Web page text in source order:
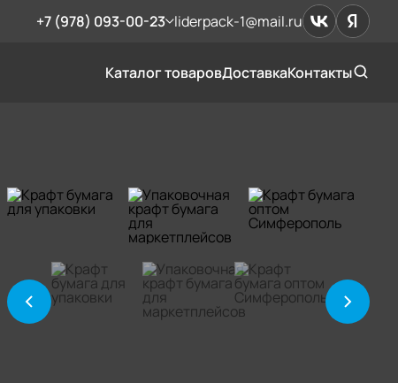
+7 (978) 093-00-23 liderpack-1@mail.ru
Каталог товаровДоставкаКонтакты